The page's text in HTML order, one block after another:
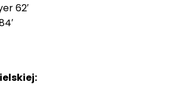
62′